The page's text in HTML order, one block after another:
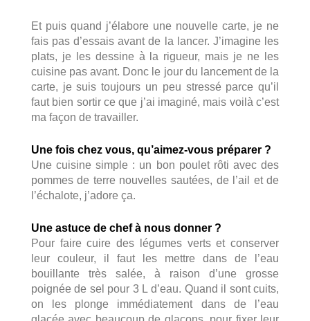
Et puis quand j’élabore une nouvelle carte, je ne
fais pas d’essais avant de la lancer. J’imagine les
plats, je les dessine à la rigueur, mais je ne les
cuisine pas avant. Donc le jour du lancement de la
carte, je suis toujours un peu stressé parce qu’il
faut bien sortir ce que j’ai imaginé, mais voilà c’est
ma façon de travailler.
Une fois chez vous, qu’aimez-vous préparer ?
Une cuisine simple : un bon poulet rôti avec des
pommes de terre nouvelles sautées, de l’ail et de
l’échalote, j’adore ça.
Une astuce de chef à nous donner ?
Pour faire cuire des légumes verts et conserver
leur couleur, il faut les mettre dans de l’eau
bouillante très salée, à raison d’une grosse
poignée de sel pour 3 L d’eau. Quand il sont cuits,
on les plonge immédiatement dans de l’eau